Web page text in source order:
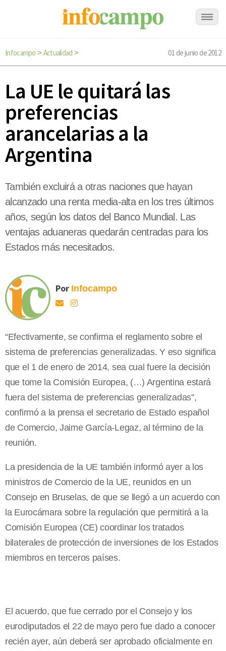
Infocampo > Actualidad > 01 de junio de 2012
La UE le quitará las
preferencias
arancelarias a la
Argentina
También excluirá a otras naciones que hayan
alcanzado una renta media-alta en los tres últimos
años, según los datos del Banco Mundial. Las
ventajas aduaneras quedarán centradas para los
Estados más necesitados.
Por Infocampo
“Efectivamente, se confirma el reglamento sobre el
sistema de preferencias generalizadas. Y eso significa
que el 1 de enero de 2014, sea cual fuere la decisión
que tome la Comisión Europea, (…) Argentina estará
fuera del sistema de preferencias generalizadas”,
confirmó a la prensa el secretario de Estado español
de Comercio, Jaime García-Legaz, al término de la
reunión.
La presidencia de la UE también informó ayer a los
ministros de Comercio de la UE, reunidos en un
Consejo en Bruselas, de que se llegó a un acuerdo con
la Eurocámara sobre la regulación que permitirá a la
Comisión Europea (CE) coordinar los tratados
bilaterales de protección de inversiones de los Estados
miembros en terceros países.
El acuerdo, que fue cerrado por el Consejo y los
eurodiputados el 22 de mayo pero fue dado a conocer
recién ayer, aún deberá ser aprobado oficialmente en